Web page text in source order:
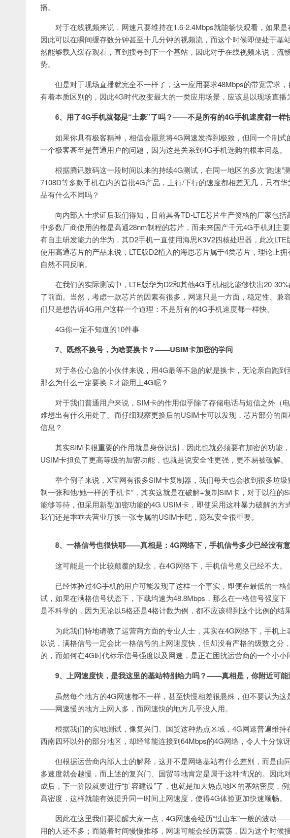
播。
对于在线视频来说，网速只要维持在1.6-2.4Mbps就能畅快观看，如果
因此可以在瞬间缓存数分钟甚至十几分钟的视频流，而这个时候即便处于基
然能够载入缓存观看，直到搜寻到下一个基站，因此对于在线视频来说，流
势。
但是对于现场直播就完全不一样了，这一应用要求48Mbps的带宽需求
有着本质区别的，因此4G时代改变最大的一类应用场景，应该是以现场直播
6、用了4G手机就都是“土豪”了吗？——不是所有的4G手机速度都一样
如果你具有极客精神，相信会愿意将4G网速发挥到极致，但同一个制
一个极客甚至是普通用户的问题，因为这是关系到4G手机选购的根本问题。
根据腾讯数码这一段时间以来的持续4G测试，在同一地区的多次“跑速”
7108D等多款手机在内的首批4G产品，上行/下行的速度都相差无几，只有
品有什么不同吗？
向内部人士求证后我们得知，目前具备TD-LTE芯片生产资格的厂家包
中多数厂商使用的都是高通28nm制程的芯片，而未来国产千元4G手机则主
有自主研发能力的华为，其D2手机一直使用海思K3V2四核处理器，此次
使用高通芯片的产品来说，LTE版D2植入的海思芯片属于4类芯片，理论上
自然不同反响。
在我们的实际测试中，LTE版华为D2和其他4G手机相比能够快出20-
了前面。当然，考虑一款芯片的因素有很多，网速只是一方面，稳定性、兼
们只是想告诉4G用户这样一个道理：不是所有的4G手机速度都一样快。
4G你一定不知道的10件事
7、既然不换号，为啥要换卡？——USIM卡加密的学问
对于各位心急的小伙伴来说，用4G最等不急的就是换卡，无论亲自跑
那么为什么一定要换卡才能用上4G呢？
对于我们普通用户来说，SIM卡的作用似乎除了存储电话与短信之外（
难想出有什么用处了。而仔细观察更换后的USIM卡可以发现，芯片部分的
信息？
其实SIM卡很重要的作用就是身份识别，因此也就必须要有加密的功能
USIM卡担负了更高等级的加密功能，也就是说安全性更强，更不易被破解。
举个例子来说，X宝网有很多SIM卡复制器，我们每天也会收到很多垃
制一张和他/她一样的手机卡”，其实这就是在破解+复制SIM卡，对于以往的
能够等待，但采用新型加密功能的4G USIM卡，即使采用这种暴力破解的方
我们还是乖乖去营业厅换一张专属的USIM卡吧，隐私安全很重要。
8、一格信号也很快耶——真相是：4G网络下，手机信号多少已经没有
这可能是一个比较颠覆的观念，在4G网络下，手机信号意义已经不大。
已经体验过4G手机的用户可能发现了这样一个事实，即便在最低的一
试，如果在满格信号状态下，下载均速为48.8Mbps，那么在一格信号强度
是不科学的，因为无论以5格还是4格计数为例，都不应该得到这个比例的结
为此我们特地请教了运营商方面的专业人士，其实在4G网络下，手机
以说，满格信号一定会比一格信号的上网速度快，但却没有严格的级数之分
的，而如何在4G时代标示信号强度以及网速，是正在困扰运营商的一个小小
9、上网速度快，是我这里的基站特别给力吗？——真相是，你附近可能
虽然每个地方的4G网速都不一样，甚至快慢相差很悬殊，但不要认为
——网速慢的地方上网人多，而网速快的地方几乎没人用。
根据我们的实地测试，像复兴门、国贸这种热点区域，4G网速普遍维
西南四环以外的部分地区，却经常能连接到64Mbps的4G网络，令人十分惊讶
但根据运营商内部人士的解释，这并不是网络基站有什么差别，而是由
多速度就会越慢，而上述的复兴门、国贸等地肯定是属于这种情况的。因此
成后，下一阶段就要进行“扩容建设”了，也就是加大热点地区的基站密度，
高密度，这样就能有效提升同一时间上网速度，使得4G体验更加快速顺畅。
因此在这里我们要提醒大家一点，4G网速会经历“过山车”一般的波动
用的人还不多；而随着时间慢慢推移，网速可能会经历震荡，因为这个时候